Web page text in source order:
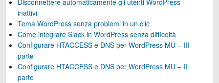
Disconnettere automaticamente gli utenti WordPress
inattivi
Tema WordPress senza problemi in un clic
Come integrare Slack in WordPress senza difficoltà
Configurare HTACCESS e DNS per WordPress MU – III
parte
Configurare HTACCESS e DNS per WordPress MU – II
parte